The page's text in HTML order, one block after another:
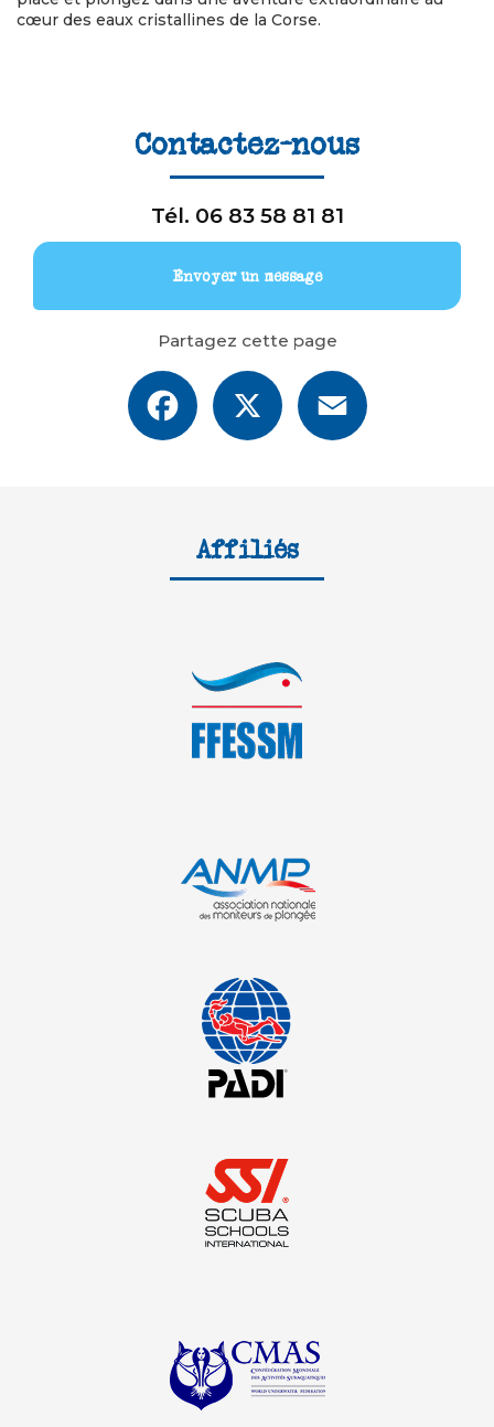
cœur des eaux cristallines de la Corse.
Contactez-nous
Tél. 06 83 58 81 81
Envoyer un message
Partagez cette page
Facebook
Affiliés